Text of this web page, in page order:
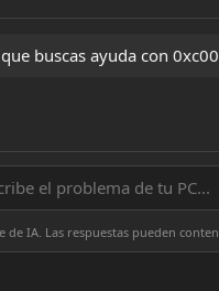
buscas ayuda con
de IA. Las respuestas pueden